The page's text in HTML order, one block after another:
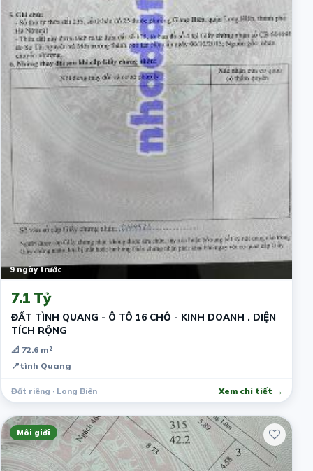
9 ngày trước
7.1 Tỷ
ĐẤT TÌNH QUANG - Ô TÔ 16 CHỖ - KINH DOANH . DIỆN
TÍCH RỘNG
📐 72.6 m²
📍tình Quang
Đất riêng · Long Biên Xem chi tiết →
Môi giới